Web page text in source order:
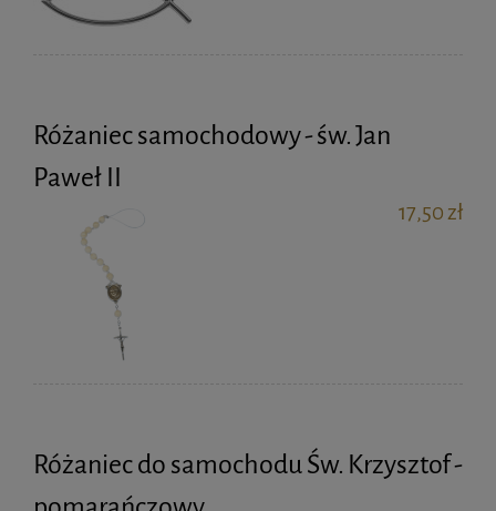
Różaniec samochodowy - św. Jan
Paweł II
17,50 zł
Różaniec do samochodu Św. Krzysztof -